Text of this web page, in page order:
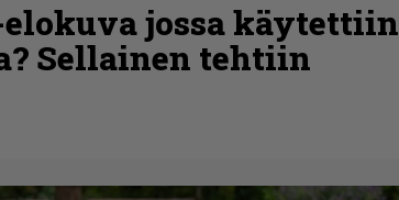
jossa käytettiin
Sellainen tehtiin